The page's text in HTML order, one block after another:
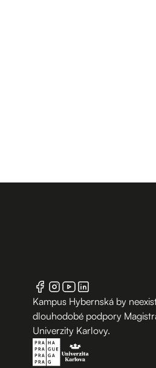
Kampus Hybernská by
dlouhodobé podpory
Univerzity Karlovy.